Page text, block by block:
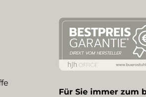
Für Sie immer zum